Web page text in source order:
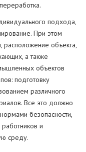
подхода,
При этом
расположение объекта,
а также
объектов
подготовку
различного
Все это должно
безопасности,
и
среду.